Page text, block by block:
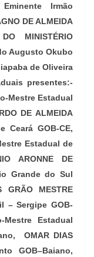
Eminente Irmão
DE ALMEIDA
MINISTÉRIO
Augusto Okubo
de Oliveira
presentes:-
Mestre Estadual
DE ALMEIDA
Ceará GOB-CE,
Estadual de
ARONNE DE
Grande do Sul
GRÃO MESTRE
– Sergipe GOB-
Mestre Estadual
OMAR DIAS
GOB–Baiano,